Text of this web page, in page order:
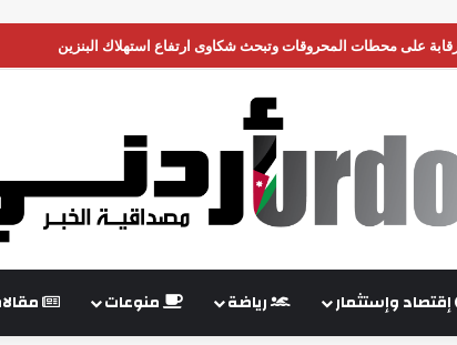
القدس
إقتصاد وإستثمار رياضة منوعات